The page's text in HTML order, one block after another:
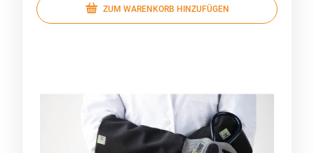
ZUM WARENKORB HINZUFÜGEN